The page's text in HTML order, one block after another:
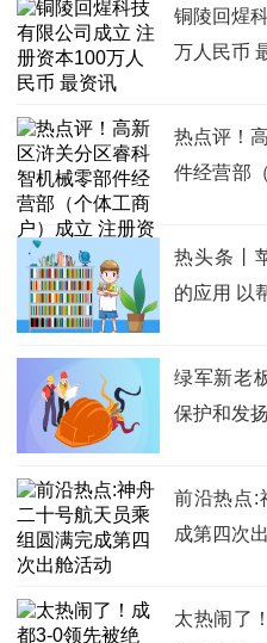
铜陵回煋
万人民币
热点评！
件经营部
热头条丨
的应用 以
绿军新老
保护和发
前沿热点:
成第四次
太热闹了